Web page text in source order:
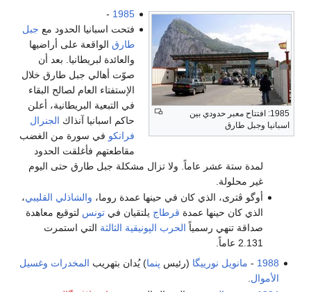
1985: افتتاح معبر حدودي بين
اسبانيا وجبل طارق
1985
-
فتحت اسبانيا الحدود مع جبل
طارق الواقعة على أراضيها
والعائدة لبريطانيا. بعد أن
صوّت أهالي جبل طارق خلال
الإستفتاء العام لصالح البقاء
في التبعية البريطانية، أعلن
حاكم اسبانيا آنذاك الجنرال
فرانكو في سورة من الغضب
مقاطعتهم فأغلقت الحدود
لمدة ستة عشر عاماً. ولا تزال مشكلة جبل طارق حتى اليوم
غير محلولة.
أوگو ڤترى، الذي كان في حينها عمدة روما، والشاذلي القليبي،
الذي كان حينها عمدة قرطاج يلتقيان في تونس لتوقيع معاهدة
صداقة تنهي رسمياً الحرب الپونيقية الثالثة التي استمرت
2.131 عاماً.
1988
- مانويل نورييگا (رئيس پنما) يُدان بتهريب المخدرات وغسيل
الأموال